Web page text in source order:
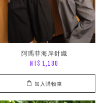
阿瑪菲海岸針織
NT$ 1,180
加入購物車